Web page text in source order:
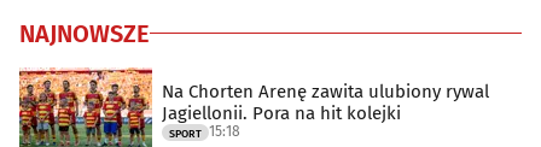
NAJNOWSZE
Na Chorten Arenę zawita ulubiony rywal
Jagiellonii. Pora na hit kolejki
SPORT 15:18